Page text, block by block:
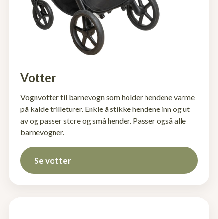
Votter
Vognvotter til barnevogn som holder hendene varme
på kalde trilleturer. Enkle å stikke hendene inn og ut
av og passer store og små hender. Passer også alle
barnevogner.
Se votter